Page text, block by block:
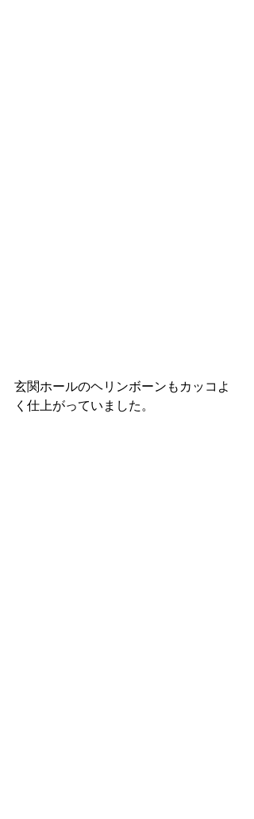
玄関ホールのヘリンボーンもカッコよ
く仕上がっていました。